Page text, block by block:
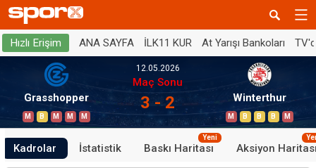
Hızlı Erişim ANA SAYFA İLK11 KUR At Yarışı Bankoları
Grasshopper
M B M M M
12.05.2026
Maç Sonu
3 - 2 Winterthur
M B B B M
Kadrolar İstatistik Baskı Haritası
Yeni
Aksiyon